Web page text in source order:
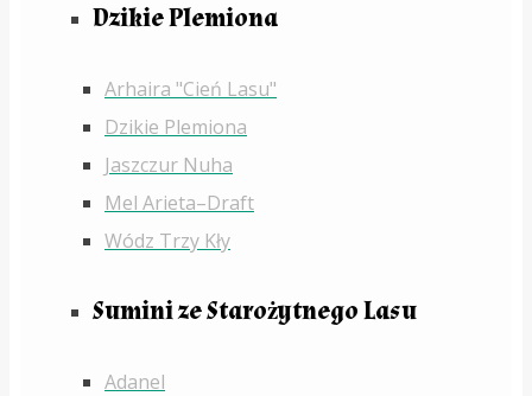
Dzikie Plemiona
Arhaira "Cień Lasu"
Dzikie Plemiona
Jaszczur Nuha
Mel Arieta–Draft
Wódz Trzy Kły
Sumini ze Starożytnego Lasu
Adanel